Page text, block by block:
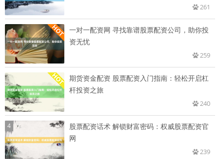
261
一对一配资网 寻找靠谱股票配资公司，助你投
资无忧
259
期货资金配资 股票配资入门指南：轻松开启杠
杆投资之旅
240
4
股票配资话术 解锁财富密码：权威股票配资官
网
239